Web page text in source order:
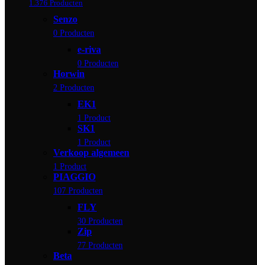
1.376 Producten
Senzo
0 Producten
e-riva
0 Producten
Horwin
2 Producten
EK1
1 Product
SK1
1 Product
Verkoop algemeen
1 Product
PIAGGIO
107 Producten
FLY
30 Producten
Zip
77 Producten
Beta